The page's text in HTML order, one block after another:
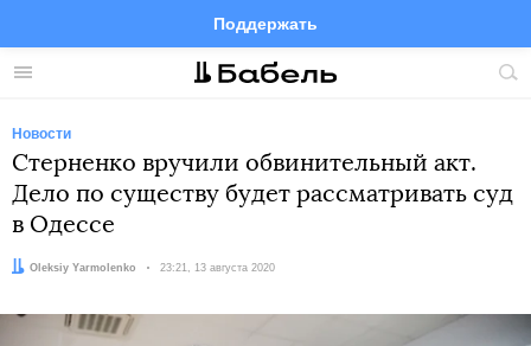
Меню
Поддержать
FacebookTelegramTwitter
Новости
Стерненко вручили обвинительный акт.
Дело по существу будет рассматривать суд
в Одессе
Автор:
Oleksiy Yarmolenko Дата:
23:21, 13 августа 2020